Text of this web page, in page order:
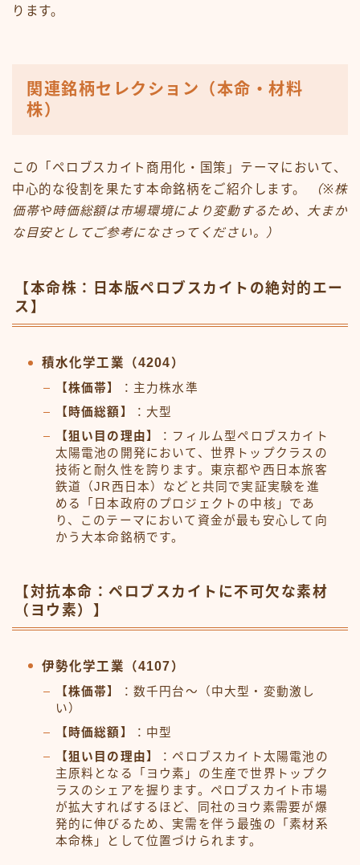
ります。
関連銘柄セレクション（本命・材料
株）
この「ペロブスカイト商用化・国策」テーマにおいて、
中心的な役割を果たす本命銘柄をご紹介します。
（※株
価帯や時価総額は市場環境により変動するため、大まか
な目安としてご参考になさってください。）
【本命株：日本版ペロブスカイトの絶対的エー
ス】
積水化学工業（4204）
【株価帯】
：主力株水準
【時価総額】
：大型
【狙い目の理由】
：フィルム型ペロブスカイト
太陽電池の開発において、世界トップクラスの
技術と耐久性を誇ります。東京都や西日本旅客
鉄道（JR西日本）などと共同で実証実験を進
める「日本政府のプロジェクトの中核」であ
り、このテーマにおいて資金が最も安心して向
かう大本命銘柄です。
【対抗本命：ペロブスカイトに不可欠な素材
（ヨウ素）】
伊勢化学工業（4107）
【株価帯】
：数千円台〜（中大型・変動激し
い）
【時価総額】
：中型
【狙い目の理由】
：ペロブスカイト太陽電池の
主原料となる「ヨウ素」の生産で世界トップク
ラスのシェアを握ります。ペロブスカイト市場
が拡大すればするほど、同社のヨウ素需要が爆
発的に伸びるため、実需を伴う最強の「素材系
本命株」として位置づけられます。